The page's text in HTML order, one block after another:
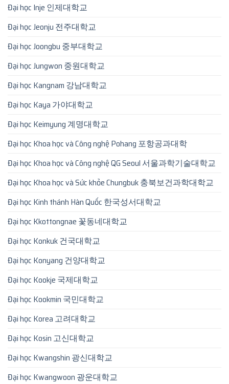
Đại học Inje 인제대학교
Đại học Jeonju 전주대학교
Đại học Joongbu 중부대학교
Đại học Jungwon 중원대학교
Đại học Kangnam 강남대학교
Đại học Kaya 가야대학교
Đại học Keimyung 계명대학교
Đại học Khoa học và Công nghệ Pohang 포항공과대학
Đại học Khoa học và Công nghệ QG Seoul 서울과학기술대학교
Đại học Khoa học và Sức khỏe Chungbuk 충북보건과학대학교
Đại học Kinh thánh Hàn Quốc 한국성서대학교
Đại học Kkottongnae 꽃동네대학교
Đại học Konkuk 건국대학교
Đại học Konyang 건양대학교
Đại học Kookje 국제대학교
Đại học Kookmin 국민대학교
Đại học Korea 고려대학교
Đại học Kosin 고신대학교
Đại học Kwangshin 광신대학교
Đại học Kwangwoon 광운대학교